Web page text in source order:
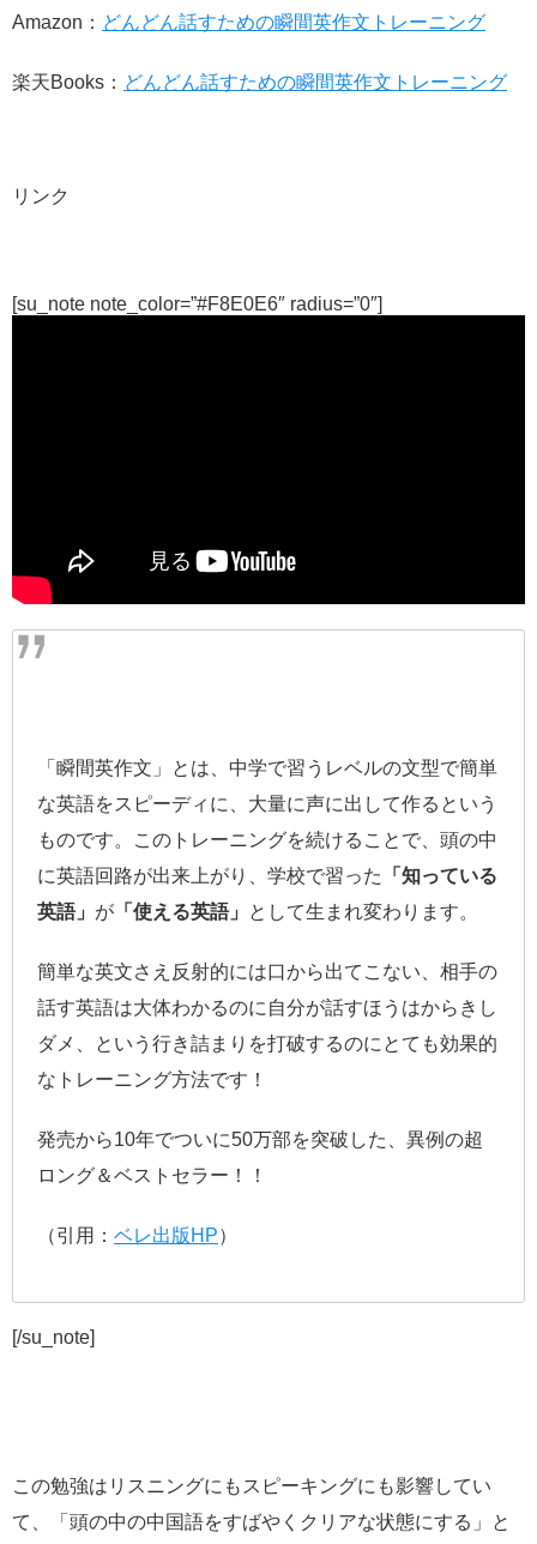
Amazon： どんどん話すための瞬間英作文トレーニング
楽天Books： どんどん話すための瞬間英作文トレーニング
リンク
[su_note note_color=”#F8E0E6″ radius=”0″]
「瞬間英作文」とは、中学で習うレベルの文型で簡単
な英語をスピーディに、大量に声に出して作るという
ものです。このトレーニングを続けることで、頭の中
に英語回路が出来上がり、学校で習った
「知っている
英語」 が 「使える英語」 として生まれ変わります。
簡単な英文さえ反射的には口から出てこない、相手の
話す英語は大体わかるのに自分が話すほうはからきし
ダメ、という行き詰まりを打破するのにとても効果的
なトレーニング方法です！
発売から10年でついに50万部を突破した、異例の超
ロング＆ベストセラー！！
（引用： ベレ出版HP）
[/su_note]
この勉強はリスニングにもスピーキングにも影響してい
て、「頭の中の中国語をすばやくクリアな状態にする」と